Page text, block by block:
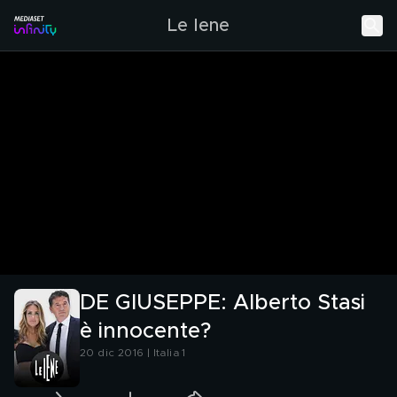
Le Iene
DE GIUSEPPE: Alberto Stasi
è innocente?
20 dic 2016 | Italia 1